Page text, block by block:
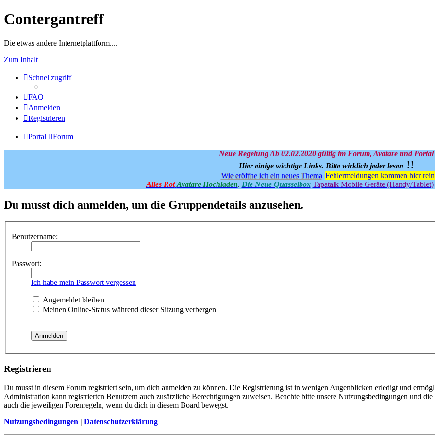
Contergantreff
Die etwas andere Internetplattform....
Zum Inhalt
Schnellzugriff
FAQ
Anmelden
Registrieren
Portal Forum
Neue Regelung Ab 02.02.2020 gültig im Forum, Avatare und Portal
Hier einige wichtige Links. Bitte wirklich jeder lesen !!
Wie eröffne ich ein neues Thema Fehlermeldungen kommen hier rein
Alles Rot Avatare Hochladen. Die Neue Quasselbox Tapatalk Mobile Geräte (Handy/Tablet)
Du musst dich anmelden, um die Gruppendetails anzusehen.
Benutzername:
Passwort:
Ich habe mein Passwort vergessen
Angemeldet bleiben
Meinen Online-Status während dieser Sitzung verbergen
Registrieren
Du musst in diesem Forum registriert sein, um dich anmelden zu können. Die Registrierung ist in wenigen Augenblicken erledigt und
Administration kann registrierten Benutzern auch zusätzliche Berechtigungen zuweisen. Beachte bitte unsere Nutzungsbedingungen und
auch die jeweiligen Forenregeln, wenn du dich in diesem Board bewegst.
Nutzungsbedingungen | Datenschutzerklärung